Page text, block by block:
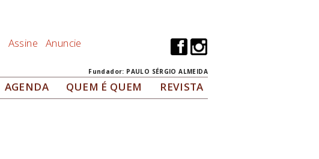
Assine Anuncie
Fundador: PAULO SÉRGIO ALMEIDA
AGENDA QUEM É QUEM REVISTA